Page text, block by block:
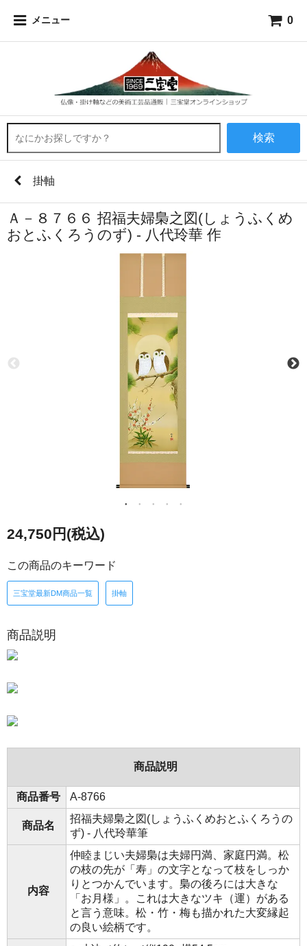
メニュー 0
検索
掛軸
Ａ－８７６６ 招福夫婦梟之図(しょうふくめ
おとふくろうのず) - 八代玲華 作
24,750円(税込)
この商品のキーワード
三宝堂最新DM商品一覧 掛軸
商品説明
商品説明
商品番号 A-8766
商品名
招福夫婦梟之図(しょうふくめおとふくろうの
ず) - 八代玲華筆
内容
仲睦まじい夫婦梟は夫婦円満、家庭円満。松
の枝の先が「寿」の文字となって枝をしっか
りとつかんでいます。梟の後ろには大きな
「お月様」。これは大きなツキ（運）がある
と言う意味。松・竹・梅も描かれた大変縁起
の良い絵柄です。